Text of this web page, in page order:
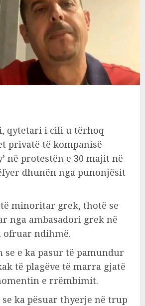
qytetari i cili u tërhoq
privatë të kompanisë
në protestën e 30 majit në
dhunën nga punonjësit
minoritar grek, thotë se
nga ambasadori grek në
ofruar ndihmë.
se e ka pasur të pamundur
të plagëve të marra gjatë
e rrëmbimit.
ka pësuar thyerje në trup